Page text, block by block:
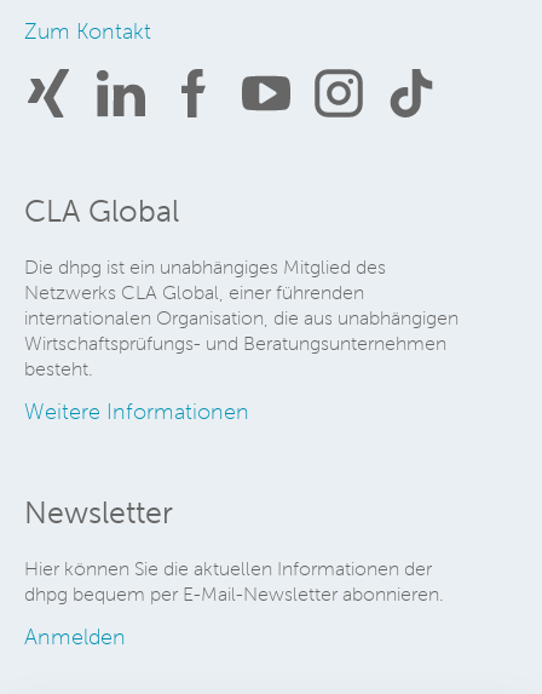
Zum Kontakt
CLA Global
Die dhpg ist ein unabhängiges Mitglied des
Netzwerks CLA Global, einer führenden
internationalen Organisation, die aus unabhängigen
Wirtschaftsprüfungs- und Beratungsunternehmen
besteht.
Weitere Informationen
Newsletter
Hier können Sie die aktuellen Informationen der
dhpg bequem per E-Mail-Newsletter abonnieren.
Anmelden